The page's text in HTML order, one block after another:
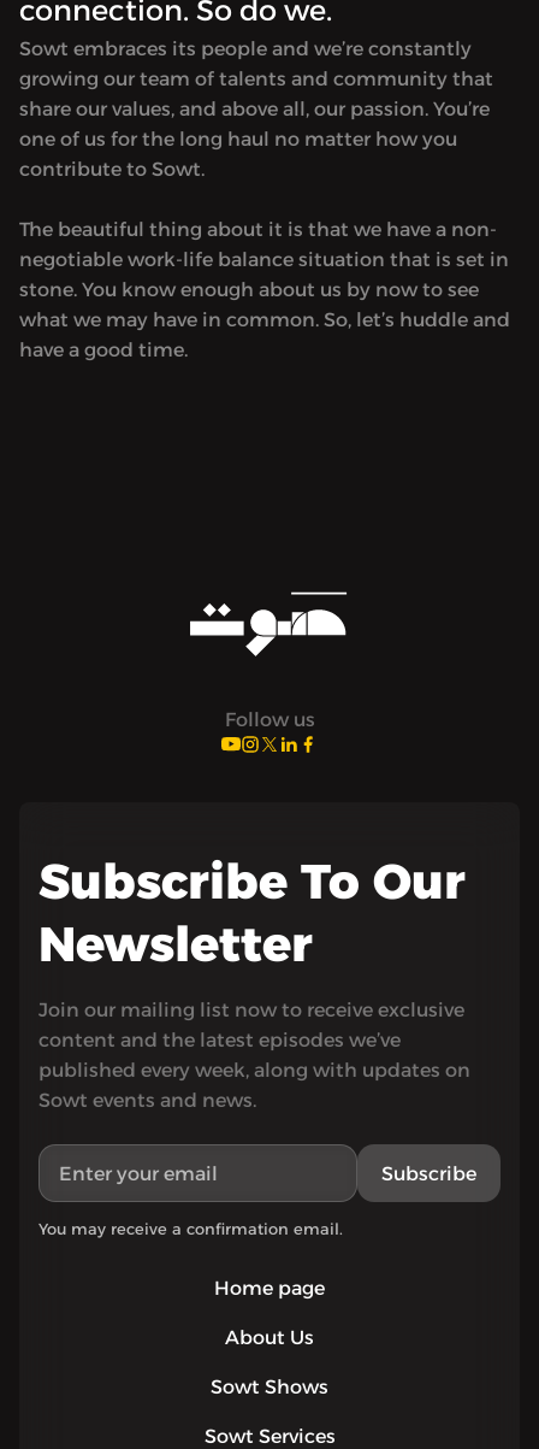
connection. So do we.
Sowt embraces its people and we’re constantly
growing our team of talents and community that
share our values, and above all, our passion. You’re
one of us for the long haul no matter how you
contribute to Sowt.
The beautiful thing about it is that we have a non-
negotiable work-life balance situation that is set in
stone. You know enough about us by now to see
what we may have in common. So, let’s huddle and
have a good time.
Follow us
Home page
About Us
Sowt Shows
Sowt Services
Subscribe To Our
Newsletter
Join our mailing list now to receive exclusive
content and the latest episodes we’ve
published every week, along with updates on
Sowt events and news.
Subscribe
You may receive a confirmation email.